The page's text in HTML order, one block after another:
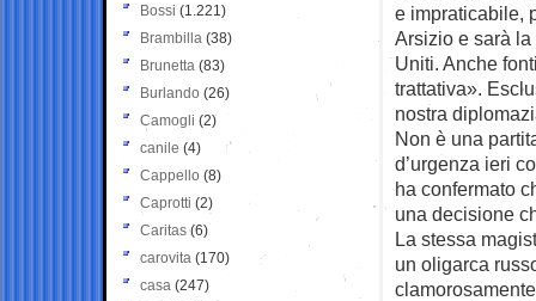
e impraticabile,
Arsizio e sarà
Uniti. Anche
trattativa».
nostra
Non è una
d’urgenza ieri
ha confermato
una decisione
La stessa
un oligarca
Bossi (1.221)
Brambilla (38)
Brunetta (83)
Burlando (26)
Camogli (2)
canile (4)
Cappello (8)
Caprotti (2)
Caritas (6)
carovita (170)
casa (247)